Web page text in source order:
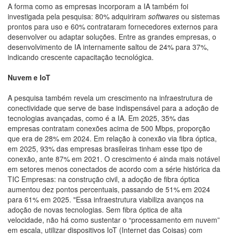
A forma como as empresas incorporam a IA também foi
investigada pela pesquisa: 80% adquiriram softwares ou sistemas
prontos para uso e 60% contrataram fornecedores externos para
desenvolver ou adaptar soluções. Entre as grandes empresas, o
desenvolvimento de IA internamente saltou de 24% para 37%,
indicando crescente capacitação tecnológica.
Nuvem e IoT
A pesquisa também revela um crescimento na infraestrutura de
conectividade que serve de base indispensável para a adoção de
tecnologias avançadas, como é a IA. Em 2025, 35% das
empresas contratam conexões acima de 500 Mbps, proporção
que era de 28% em 2024. Em relação à conexão via fibra óptica,
em 2025, 93% das empresas brasileiras tinham esse tipo de
conexão, ante 87% em 2021. O crescimento é ainda mais notável
em setores menos conectados de acordo com a série histórica da
TIC Empresas: na construção civil, a adoção de fibra óptica
aumentou dez pontos percentuais, passando de 51% em 2024
para 61% em 2025. "Essa infraestrutura viabiliza avanços na
adoção de novas tecnologias. Sem fibra óptica de alta
velocidade, não há como sustentar o “processamento em nuvem”
em escala, utilizar dispositivos IoT (Internet das Coisas) com